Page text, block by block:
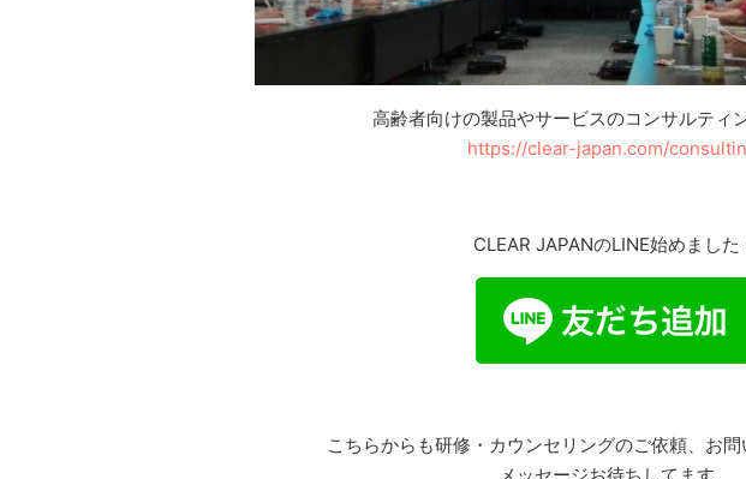
高齢者向けの製品やサービスのコンサルティ
https://clear-japan.com/
CLEAR JAPANのLINE始めました
こちらからも研修・カウンセリングのご依頼、お問